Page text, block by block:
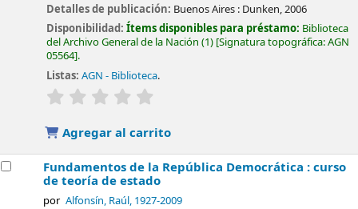
Detalles de publicación: Buenos Aires : Dunken,2006
Disponibilidad:Ítems disponibles para préstamo: Biblioteca
del Archivo General de la Nación (1) Signatura topográfica:AGN
05564 .
Listas: AGN - Biblioteca.
valoración
Agregar al carrito
Fundamentos de la República Democrática : curso
de teoría de estado
por Alfonsín, Raúl, 1927-2009